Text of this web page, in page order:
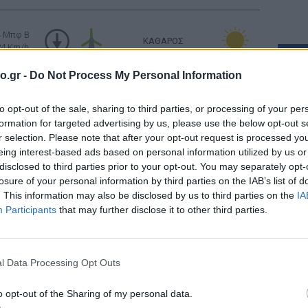
- Do Not Process My Personal Information
opt-out of the sale, sharing to third parties, or processing of your
for targeted advertising by us, please use the below opt-out
selection. Please note that after your opt-out request is processed
interest-based ads based on personal information utilized by us
to third parties prior to your opt-out. You may separately
of your personal information by third parties on the IAB’s list of
This information may also be disclosed by us to third parties on the
Participants that may further disclose it to other third parties.
Data Processing Opt Outs
opt-out of the Sharing of my personal data.
Μπφ B
Km/h
ΚΑΘΑΡΟΣ
Μπφ Α
Km/h
ΚΑΘΑΡΟΣ
Km/h
ΚΑΘΑΡΟΣ
Μπφ Δ
Κάστρο